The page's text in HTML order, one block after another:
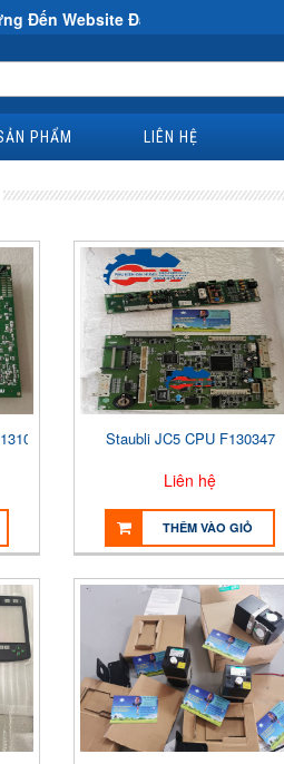
Đại Hùng Co
PHẨM LIÊN HỆ
Staubli JC5 CPU F130347
Liên hệ
THÊM VÀO GIỎ